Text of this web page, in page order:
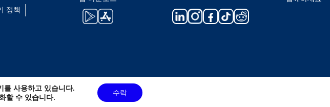
정책
- 뉴질랜드 달러
를 사용하고 있습니다.
할 수 있습니다.
수락